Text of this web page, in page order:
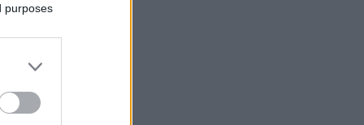
purposes